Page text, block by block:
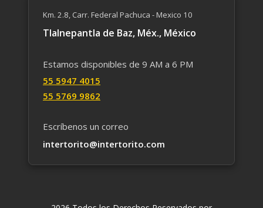
Km. 2.8, Carr. Federal Pachuca - Mexico 10
Tlalnepantla de Baz, Méx., México
Estamos disponibles de 9 AM a 6 PM
55 59​47 4015
55 5769 9862
Escríbenos un correo
intertorito@intertorito.com